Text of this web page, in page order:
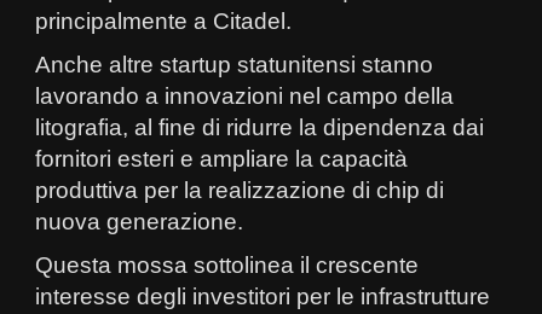
principalmente a Citadel.
Anche altre startup statunitensi stanno
lavorando a innovazioni nel campo della
litografia, al fine di ridurre la dipendenza dai
fornitori esteri e ampliare la capacità
produttiva per la realizzazione di chip di
nuova generazione.
Questa mossa sottolinea il crescente
interesse degli investitori per le infrastrutture